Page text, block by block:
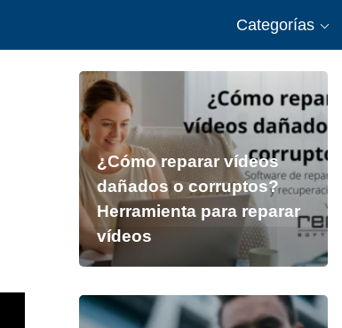
Categorías
¿Cómo reparar vídeos
dañados o corruptos?
Herramienta para reparar
vídeos